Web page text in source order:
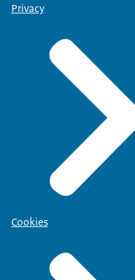
Privacy
Cookies